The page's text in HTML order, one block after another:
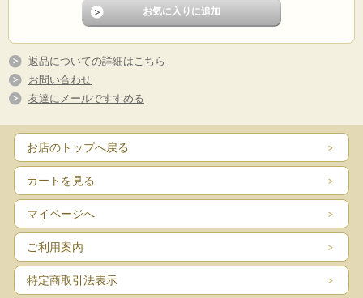
妊娠時6ヶ月を想定したボディです。
返品についての詳細はこちら
お問い合わせ
友達にメールですすめる
お店のトップへ戻る
カートを見る
マイページへ
ご利用案内
特定商取引法表示